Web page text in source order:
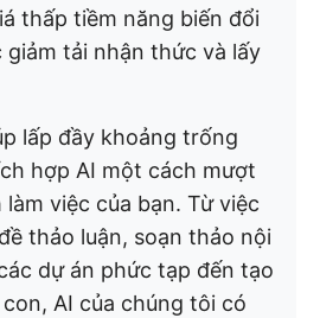
thấp tiềm năng biến đổi
giảm tải nhận thức và lấy
lấp đầy khoảng trống
hợp AI một cách mượt
việc của bạn. Từ việc
thảo luận, soạn thảo nội
dự án phức tạp đến tạo
AI của chúng tôi có